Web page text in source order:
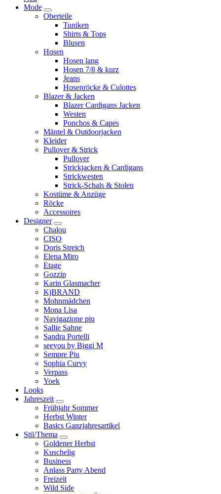
Mode
Oberteile
Tuniken
Shirts & Tops
Blusen
Hosen
Hosen lang
Hosen 7/8 & kurz
Jeans
Hosenröcke & Culottes
Blazer & Jacken
Blazer Cardigans Jacken
Westen
Ponchos & Capes
Mäntel & Outdoorjacken
Kleider
Pullover & Strick
Pullover
Strickjacken & Cardigans
Strickwesten
Strick-Schals & Stolen
Kostüme & Anzüge
Röcke
Accessoires
Designer
Chalou
CISO
Doris Streich
Elena Miro
Etage
Gozzip
Karin Glasmacher
KjBRAND
Mohnmädchen
Mona Lisa
Navigazione piu
Sallie Sahne
Sandra Portelli
seeyou by Biggi M
Sempre Piu
Sophia Curvy
Verpass
Yoek
Looks
Jahreszeit
Frühjahr Sommer
Herbst Winter
Basics Ganzjahresartikel
Stil/Thema
Goldener Herbst
Kuschelig
Business
Anlass Party Abend
Freizeit
Wild Side